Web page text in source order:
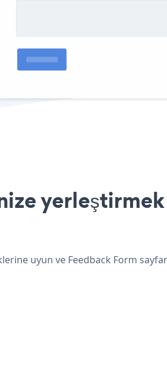
uyun ve Feedback Form